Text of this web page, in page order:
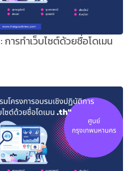
ารทำเว็บไซต์ด้วยชื่อโดเมน